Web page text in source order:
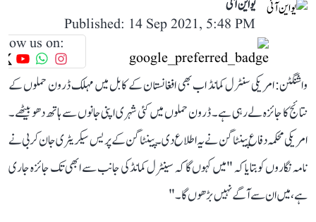
یو این آئی
Published: 14 Sep 2021, 5:48 PM
us on:
واشنگٹن: امریکی سنٹرل کمانڈ اب بھی افغانستان کے کابل میں مہلک ڈرون حملوں کے
نتائج کا جائزہ لے رہی ہے۔ ڈرون حملوں میں کئی شہری اپنی جانوں سے ہاتھ دھو بیٹھے۔
امریکی محکمہ دفاع پینٹاگن نے یہ اطلاع دی۔ پینٹاگن کے پریس سیکریٹری جان کربی نے
نامہ نگاروں کو بتایا کہ "میں کہوں گا کہ سینٹرل کمانڈ کی جانب سے ابھی تک جائزہ جاری
ہے، میں ان سے آگے نہیں بڑھوں گا۔"